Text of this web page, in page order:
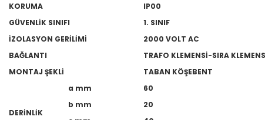
KORUMA
IP00
GÜVENLİK SINIFI
1. SINIF
İZOLASYON GERİLİMİ
2000 VOLT AC
BAĞLANTI
TRAFO KLEMENSİ-SIRA
MONTAJ ŞEKLİ
TABAN KÖŞEBENT
DERİNLİK
a mm
60
b mm
20